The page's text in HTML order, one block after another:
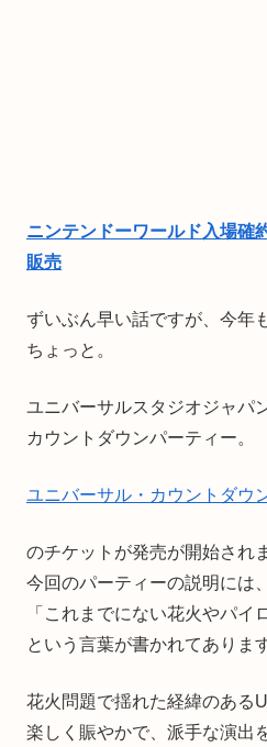
ニンテンドーワールド入場確
販売
ずいぶん早い話ですが、今年
ちょっと。
ユニバーサルスタジオジャパ
カウントダウンパーティー。
ユニバーサル・カウントダウ
のチケットが発売が開始され
今回のパーティーの説明には、
「これまでにない花火やパイ
という言葉が書かれてあります
花火問題で揺れた経緯のある
楽しく賑やかで、派手な演出